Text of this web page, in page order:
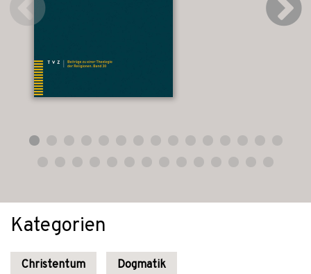
Kategorien
Christentum Dogmatik